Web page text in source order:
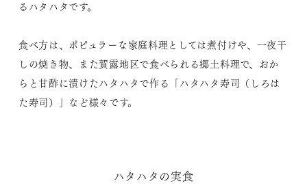
るハタハタです。
食べ方は、ポピュラーな家庭料理としては煮付けや、一夜干
しの焼き物、また賀露地区で食べられる郷土料理で、おか
らと甘酢に漬けたハタハタで作る「ハタハタ寿司（しろは
た寿司）」など様々です。
ハタハタの実食